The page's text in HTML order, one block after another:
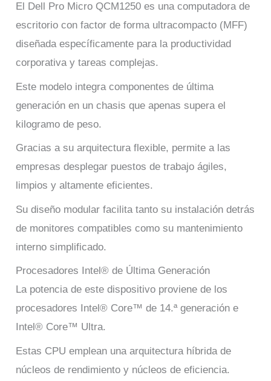
El Dell Pro Micro QCM1250 es una computadora de
escritorio con factor de forma ultracompacto (MFF)
diseñada específicamente para la productividad
corporativa y tareas complejas.
Este modelo integra componentes de última
generación en un chasis que apenas supera el
kilogramo de peso.
Gracias a su arquitectura flexible, permite a las
empresas desplegar puestos de trabajo ágiles,
limpios y altamente eficientes.
Su diseño modular facilita tanto su instalación detrás
de monitores compatibles como su mantenimiento
interno simplificado.
Procesadores Intel® de Última Generación
La potencia de este dispositivo proviene de los
procesadores Intel® Core™ de 14.ª generación e
Intel® Core™ Ultra.
Estas CPU emplean una arquitectura híbrida de
núcleos de rendimiento y núcleos de eficiencia.